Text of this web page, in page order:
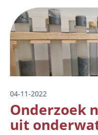
Image
04-11-2022
Onderzoek
uit